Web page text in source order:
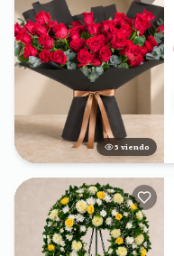
5 viendo